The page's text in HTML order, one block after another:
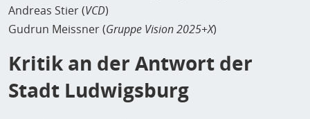
Andreas Stier (VCD)
Gudrun Meissner (Gruppe Vision 2025+X)
Kritik an der Antwort der
Stadt Ludwigsburg